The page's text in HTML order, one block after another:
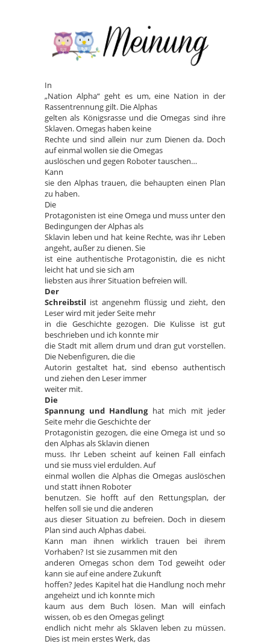
In
„Nation Alpha“ geht es um, eine Nation in der
Rassentrennung gilt. Die Alphas
gelten als Königsrasse und die Omegas sind ihre
Sklaven. Omegas haben keine
Rechte und sind allein nur zum Dienen da. Doch
auf einmal wollen sie die Omegas
auslöschen und gegen Roboter tauschen…
Kann
sie den Alphas trauen, die behaupten einen Plan
zu haben.
Die
Protagonisten ist eine Omega und muss unter den
Bedingungen der Alphas als
Sklavin leben und hat keine Rechte, was ihr Leben
angeht, außer zu dienen. Sie
ist eine authentische Protagonistin, die es nicht
leicht hat und sie sich am
liebsten aus ihrer Situation befreien will.
Der
Schreibstil ist angenehm flüssig und zieht, den
Leser wird mit jeder Seite mehr
in die Geschichte gezogen. Die Kulisse ist gut
beschrieben und ich konnte mir
die Stadt mit allem drum und dran gut vorstellen.
Die Nebenfiguren, die die
Autorin gestaltet hat, sind ebenso authentisch
und ziehen den Leser immer
weiter mit.
Die
Spannung und Handlung hat mich mit jeder
Seite mehr die Geschichte der
Protagonistin gezogen, die eine Omega ist und so
den Alphas als Sklavin dienen
muss. Ihr Leben scheint auf keinen Fall einfach
und sie muss viel erdulden. Auf
einmal wollen die Alphas die Omegas auslöschen
und statt ihnen Roboter
benutzen. Sie hofft auf den Rettungsplan, der
helfen soll sie und die anderen
aus dieser Situation zu befreien. Doch in diesem
Plan sind auch Alphas dabei.
Kann man ihnen wirklich trauen bei ihrem
Vorhaben? Ist sie zusammen mit den
anderen Omegas schon dem Tod geweiht oder
kann sie auf eine andere Zukunft
hoffen? Jedes Kapitel hat die Handlung noch mehr
angeheizt und ich konnte mich
kaum aus dem Buch lösen. Man will einfach
wissen, ob es den Omegas gelingt
endlich nicht mehr als Sklaven leben zu müssen.
Dies ist mein erstes Werk, das